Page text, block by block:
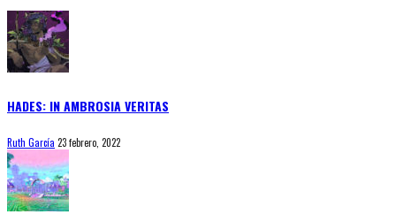
HADES: IN AMBROSIA VERITAS
Ruth García 23 febrero, 2022